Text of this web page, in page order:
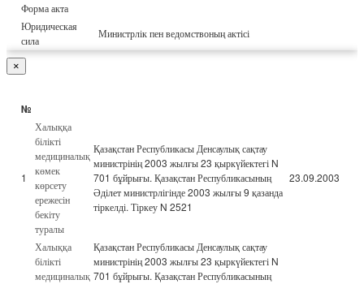
Форма акта
Юридическая
сила
Министрлік пен ведомствоның актісі
×
№
1
Халыққа
білікті
медициналық
көмек
көрсету
ережесін
бекіту
туралы
Қазақстан Республикасы Денсаулық сақтау
министрінің 2003 жылғы 23 қыркүйектегі N
701 бұйрығы. Қазақстан Республикасының
Әділет министрлігінде 2003 жылғы 9 қазанда
тіркелді. Тіркеу N 2521
23.09.2003
Халыққа
білікті
медициналық
Қазақстан Республикасы Денсаулық сақтау
министрінің 2003 жылғы 23 қыркүйектегі N
701 бұйрығы. Қазақстан Республикасының